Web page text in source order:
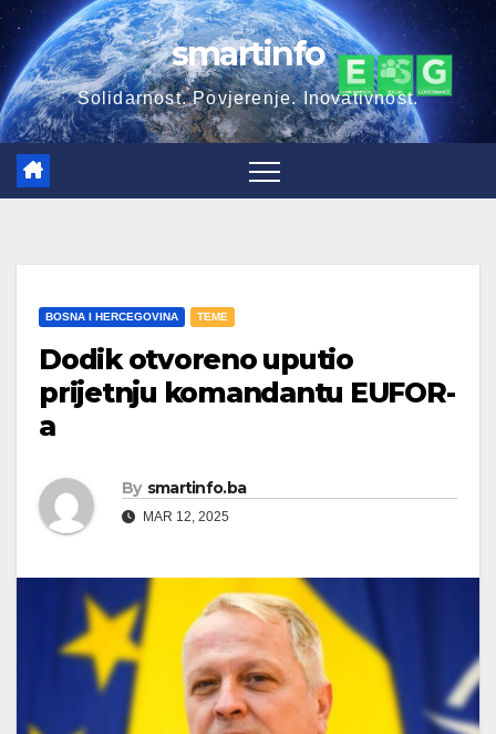
Skip
to
content
smartinfo
Solidarnost. Povjerenje. Inovativnost.
BOSNA I HERCEGOVINA TEME
Dodik otvoreno uputio
prijetnju komandantu EUFOR-
a
By smartinfo.ba
MAR 12, 2025